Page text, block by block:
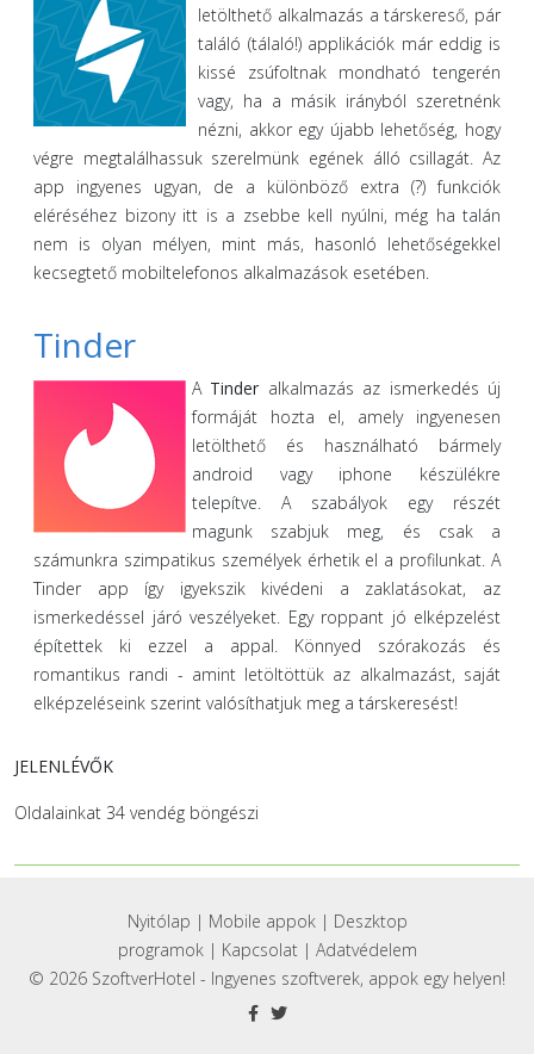
letölthető alkalmazás a társkereső, pár
találó (tálaló!) applikációk már eddig is
kissé zsúfoltnak mondható tengerén
vagy, ha a másik irányból szeretnénk
nézni, akkor egy újabb lehetőség, hogy
végre megtalálhassuk szerelmünk egének álló csillagát. Az
app ingyenes ugyan, de a különböző extra (?) funkciók
eléréséhez bizony itt is a zsebbe kell nyúlni, még ha talán
nem is olyan mélyen, mint más, hasonló lehetőségekkel
kecsegtető mobiltelefonos alkalmazások esetében.
Tinder
A Tinder alkalmazás az ismerkedés új
formáját hozta el, amely ingyenesen
letölthető és használható bármely
android vagy iphone készülékre
telepítve. A szabályok egy részét
magunk szabjuk meg, és csak a
számunkra szimpatikus személyek érhetik el a profilunkat. A
Tinder app így igyekszik kivédeni a zaklatásokat, az
ismerkedéssel járó veszélyeket. Egy roppant jó elképzelést
építettek ki ezzel a appal. Könnyed szórakozás és
romantikus randi - amint letöltöttük az alkalmazást, saját
elképzeléseink szerint valósíthatjuk meg a társkeresést!
JELENLÉVŐK
Oldalainkat 34 vendég böngészi
Nyitólap | Mobile appok| Deszktop
programok| Kapcsolat| Adatvédelem
© 2026 SzoftverHotel - Ingyenes szoftverek, appok egy helyen!